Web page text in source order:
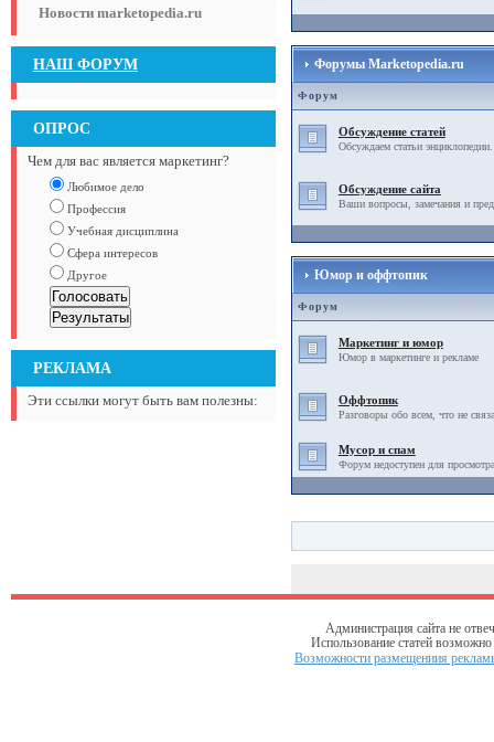
Новости marketopedia.ru
НАШ ФОРУМ
ОПРОС
Чем для вас является маркетинг?
Любимое дело
Профессия
Учебная дисциплина
Сфера интересов
Другое
РЕКЛАМА
Эти ссылки могут быть вам полезны:
Форумы Marketopedia.ru
Форум
Обсуждение статей
Обсуждаем статьи энциклопедии.
Обсуждение сайта
Ваши вопросы, замечания и
Юмор и оффтопик
Форум
Маркетинг и юмор
Юмор в маркетинге и рекламе
Оффтопик
Разговоры обо всем, что не
Мусор и спам
Форум недоступен для
Администрация сайта не
Использование статей
Возможности размещениия